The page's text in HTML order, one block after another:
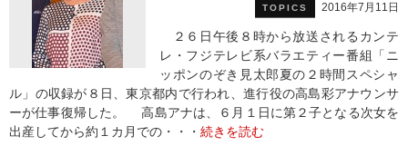
TOPICS 2016年7月11日
２６日午後８時から放送されるカンテ
レ・フジテレビ系バラエティー番組「ニ
ッポンのぞき見太郎夏の２時間スペシャ
ル」の収録が８日、東京都内で行われ、進行役の高島彩アナウンサ
ーが仕事復帰した。 高島アナは、６月１日に第２子となる次女を
出産してから約１カ月での・・・ 続きを読む